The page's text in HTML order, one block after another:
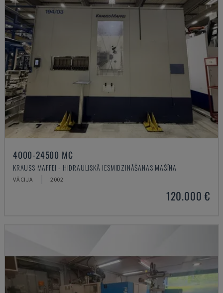
4000-24500 MC
KRAUSS MAFFEI - HIDRAULISKĀ IESMIDZINĀŠANAS MAŠĪNA
VĀCIJA 2002
120.000 €